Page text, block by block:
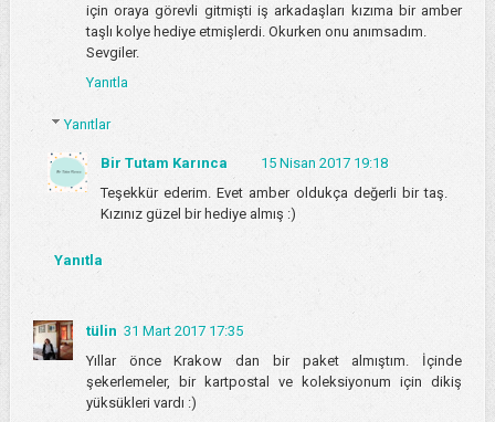
için oraya görevli gitmişti iş arkadaşları kızıma bir amber
taşlı kolye hediye etmişlerdi. Okurken onu anımsadım.
Sevgiler.
Yanıtla
Yanıtlar
Bir Tutam Karınca
15 Nisan 2017 19:18
Teşekkür ederim. Evet amber oldukça değerli bir taş.
Kızınız güzel bir hediye almış :)
Yanıtla
tülin 31 Mart 2017 17:35
Yıllar önce Krakow dan bir paket almıştım. İçinde
şekerlemeler, bir kartpostal ve koleksiyonum için dikiş
yüksükleri vardı :)